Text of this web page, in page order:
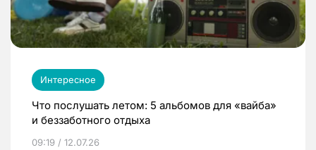
Интересное
Что послушать летом: 5 альбомов для «вайба»
и беззаботного отдыха
09:19 / 12.07.26